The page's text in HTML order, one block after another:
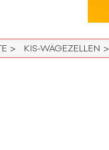
> KIS-WÄGEZELLEN >